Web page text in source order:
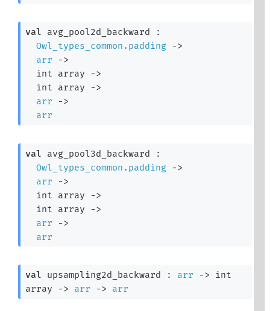
val avg_pool2d_backward :
Owl_types_common.padding ->
arr
->
int array
->
int array
->
arr
->
arr
val avg_pool3d_backward :
Owl_types_common.padding ->
arr
->
int array
->
int array
->
arr
->
arr
val upsampling2d_backward : arr ->
int
array
-> arr -> arr